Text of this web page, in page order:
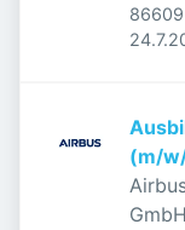
(m/
GmbH